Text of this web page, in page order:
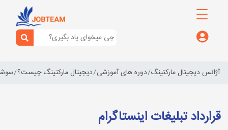
آژانس دیجیتال مارکتینگ دوره های آموزشی دیجیتال مارکتینگ چیست؟
قرارداد تبلیغات اینستاگرام